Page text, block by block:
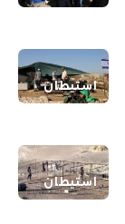
استيطان
استيطان